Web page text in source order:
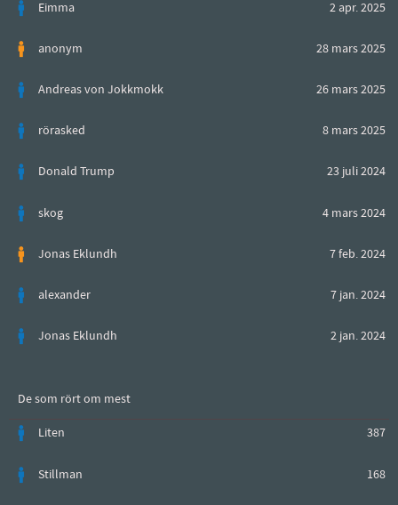
2 apr. 2025
Eimma
28 mars 2025
anonym
26 mars 2025
Andreas von Jokkmokk
8 mars 2025
rörasked
23 juli 2024
Donald Trump
4 mars 2024
skog
7 feb. 2024
Jonas Eklundh
7 jan. 2024
alexander
2 jan. 2024
Jonas Eklundh
De som rört om mest
387
Liten
168
Stillman